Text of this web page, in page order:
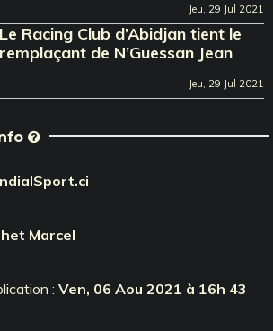
Jeu, 29 Jul 2021
Le Racing Club d’Abidjan tient le
remplaçant de N’Guessan Jean
Jeu, 29 Jul 2021
Marcel
: Ven, 06 Aou 2021 à 16h 43